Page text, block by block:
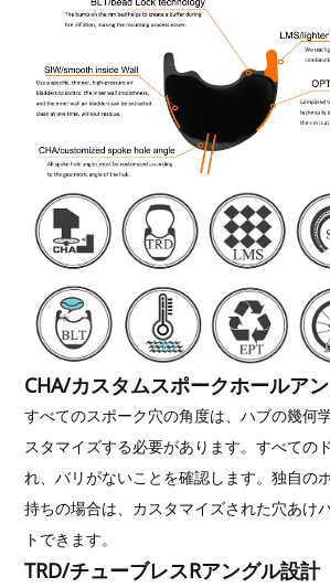
CHA/カスタムスポークホールア
すべてのスポーク穴の角度は、ハブの幾何
スタマイズする必要があります。すべての
れ、バリがないことを確認します。独自の
持ちの場合は、カスタマイズされた穴あけ
トできます。
TRD/チューブレスRアングル設計